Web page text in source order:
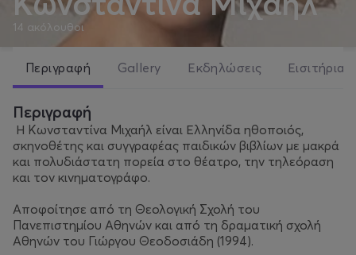
14 ακόλουθοι
Περιγραφή Gallery Εκδηλώσεις Εισιτήρια
Περιγραφή
Η Κωνσταντίνα Μιχαήλ είναι Ελληνίδα ηθοποιός,
σκηνοθέτης και συγγραφέας παιδικών βιβλίων με μακρά
και πολυδιάστατη πορεία στο θέατρο, την τηλεόραση
και τον κινηματογράφο.
Αποφοίτησε από τη Θεολογική Σχολή του
Πανεπιστημίου Αθηνών και από τη δραματική σχολή
Αθηνών του Γιώργου Θεοδοσιάδη (1994).